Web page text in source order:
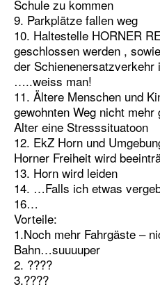
Schule zu kommen
9. Parkplätze fallen weg
10. Haltestelle HORNER
geschlossen werden ,
der
…..weiss man!
11. Ältere Menschen und
gewohnten Weg nicht mehr
Alter eine Stresssituatoon
12. EkZ Horn und
Horner Freiheit wird
13. Horn wird leiden
14. …Falls ich etwas
16…
Vorteile:
1.Noch mehr Fahrgäste –
Bahn…suuuuper
2. ????
3.????